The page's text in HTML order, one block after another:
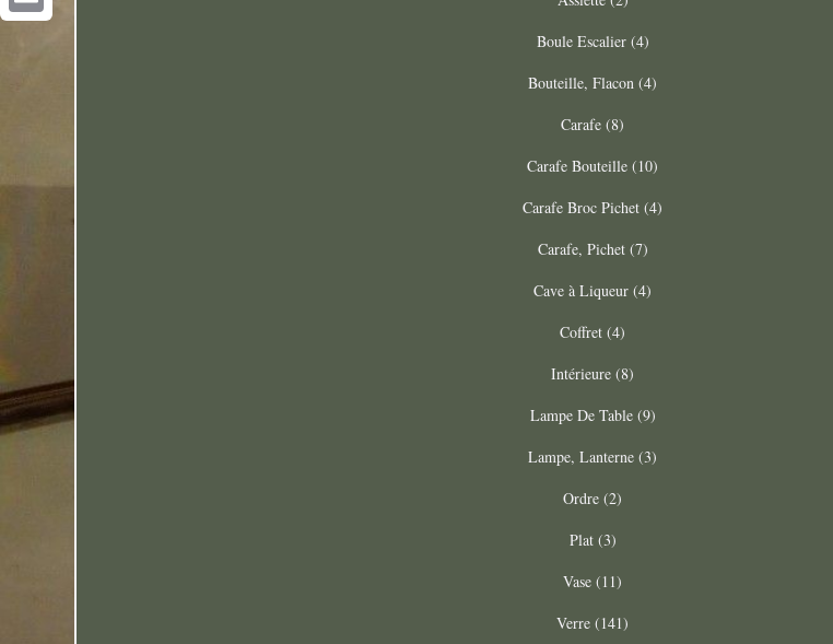
Boule Escalier (4)
Bouteille, Flacon (4)
Carafe (8)
Carafe Bouteille (10)
Carafe Broc Pichet (4)
Carafe, Pichet (7)
Cave à Liqueur (4)
Coffret (4)
Intérieure (8)
Lampe De Table (9)
Lampe, Lanterne (3)
Ordre (2)
Plat (3)
Vase (11)
Verre (141)